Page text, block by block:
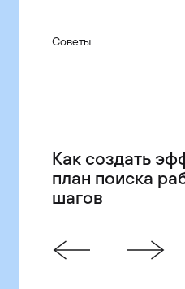
Советы
Как создать
план поиска
шагов
Рынок
Американские
основанные
Команда
Как выглядит
жизни
контроля